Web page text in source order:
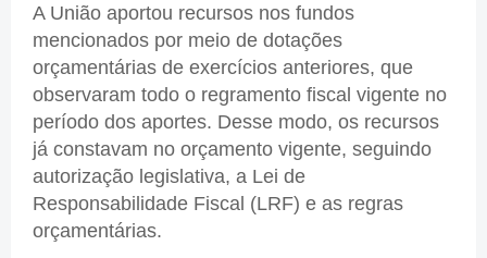
A União aportou recursos nos fundos
mencionados por meio de dotações
orçamentárias de exercícios anteriores, que
observaram todo o regramento fiscal vigente no
período dos aportes. Desse modo, os recursos
já constavam no orçamento vigente, seguindo
autorização legislativa, a Lei de
Responsabilidade Fiscal (LRF) e as regras
orçamentárias.